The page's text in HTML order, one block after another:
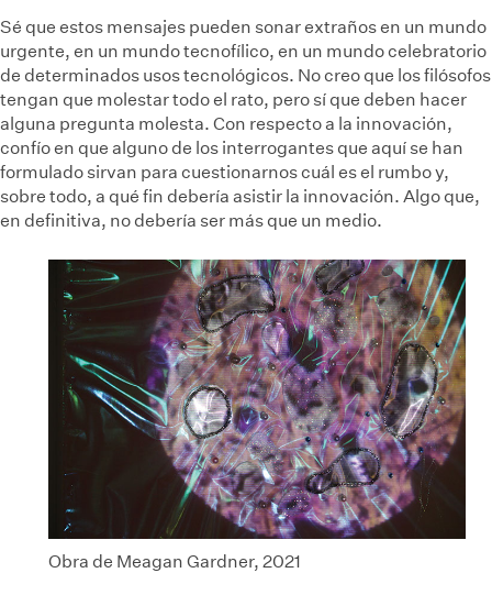
Sé que estos mensajes pueden sonar extraños en un mundo
urgente, en un mundo tecnofílico, en un mundo celebratorio
de determinados usos tecnológicos. No creo que los filósofos
tengan que molestar todo el rato, pero sí que deben hacer
alguna pregunta molesta. Con respecto a la innovación,
confío en que alguno de los interrogantes que aquí se han
formulado sirvan para cuestionarnos cuál es el rumbo y,
sobre todo, a qué fin debería asistir la innovación. Algo que,
en definitiva, no debería ser más que un medio.
Obra de Meagan Gardner, 2021